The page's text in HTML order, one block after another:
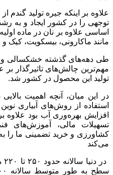
علاوه بر اینکه جیره تولید گندم
توجهی را در کشور ایجاد و به
اساسی علاوه بر نان در ماده
مانند ماکارونی، بیسکویت،
طی دهه‌های گذشته خشکسالی و
مهم‌ترین چالش‌های تاثیرگذار
تولید این محصول در کشور شد.
در این میان، آنچه اهمیت
استفاده از روش‌های آبیاری
افزایش بهره‌وری آب بود علاوه
تسهیلات مالی، آموزش‌های
کشاورزی و خرید تضمینی ما را
می‌کند